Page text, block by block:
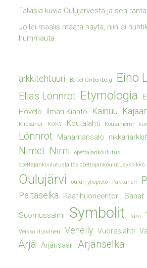
Talvisia kuvia Oulujärvestä ja sen
Jollei maalis maata näytä, niin ei
hummauta
arkkitehtuuri Bertel Gribenberg Eino
Elias Lönnrot Etymologia
Hövelö
Ilmari Kianto Kainuu
Kirosanat
KOKY Koutalahti Koutaniemi
Lönnrot Manamansalo
Nimet Nimi
opettajankoulutus
opettajankoulutuslaitos opettajankoulutusyksikkö
Oulujärvi oulun yliopisto Pakkanen
Paltaselkä Raatihuoneentori Sanat
Suomussalmi Symbolit Talvi
Veikko Huovinen Veneily Vuoreslahti
Ärjä Ärjänsaari Ärjänselkä